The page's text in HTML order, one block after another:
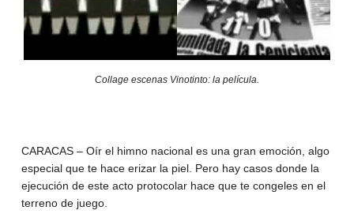
Collage escenas Vinotinto: la película.
CARACAS – Oír el himno nacional es una gran emoción, algo
especial que te hace erizar la piel. Pero hay casos donde la
ejecución de este acto protocolar hace que te congeles en el
terreno de juego.